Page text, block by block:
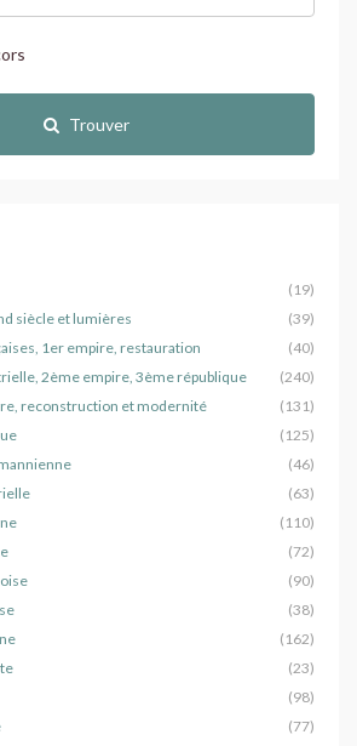
Trouver
(19)
siècle et lumières
(39)
1er empire, restauration
(40)
2ème empire, 3ème république
(240)
reconstruction et modernité
(131)
(125)
(46)
(63)
(110)
(72)
(90)
(38)
(162)
(23)
(98)
(77)